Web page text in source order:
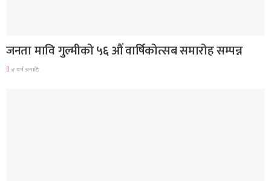
जनता मावि गुल्मीको ५६ औं वार्षिकोत्सब समारोह सम्पन्न
४ वर्ष अगाडि